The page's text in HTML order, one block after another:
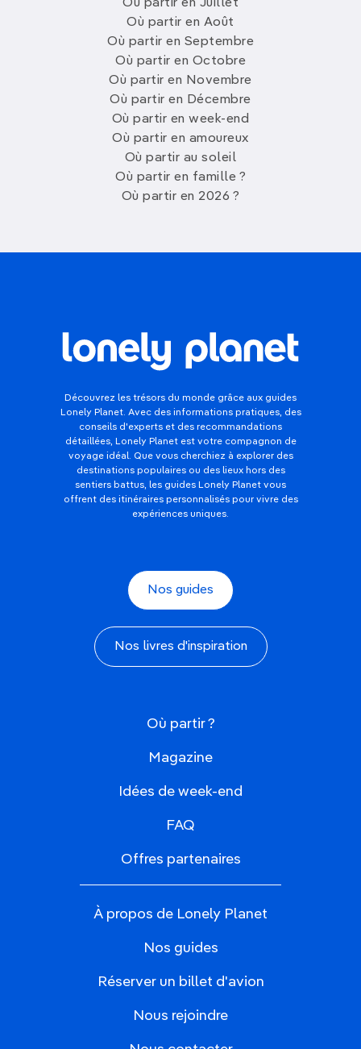
Où partir en Juillet
Où partir en Août
Où partir en Septembre
Où partir en Octobre
Où partir en Novembre
Où partir en Décembre
Où partir en week-end
Où partir en amoureux
Où partir au soleil
Où partir en famille ?
Où partir en 2026 ?
Découvrez les trésors du monde grâce aux guides
Lonely Planet. Avec des informations pratiques, des
conseils d'experts et des recommandations
détaillées, Lonely Planet est votre compagnon de
voyage idéal. Que vous cherchiez à explorer des
destinations populaires ou des lieux hors des
sentiers battus, les guides Lonely Planet vous
offrent des itinéraires personnalisés pour vivre des
expériences uniques.
Nos guides
Nos livres d'inspiration
Où partir ?
Magazine
Idées de week-end
FAQ
Offres partenaires
À propos de Lonely Planet
Nos guides
Réserver un billet d'avion
Nous rejoindre